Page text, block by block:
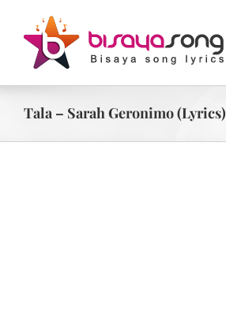
content
Tala – Sarah Geronimo (Lyrics)